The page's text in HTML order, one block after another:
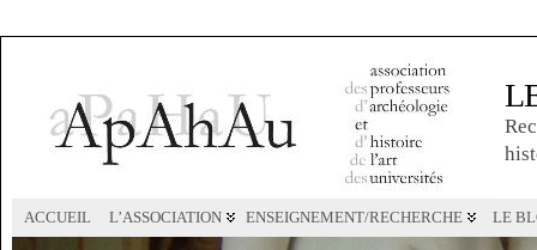
ACCUEIL L’ASSOCIATION ENSEIGNEMENT/RECHERCHE LE